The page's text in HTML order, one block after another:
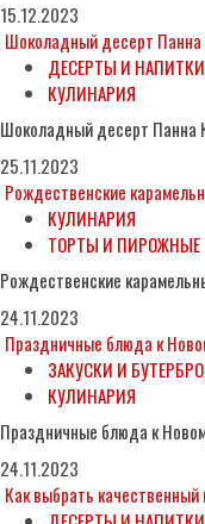
15.12.2023
Шоколадный десерт Панна
ДЕСЕРТЫ И НАПИТКИ
КУЛИНАРИЯ
Шоколадный десерт Панна
25.11.2023
Рождественские
КУЛИНАРИЯ
ТОРТЫ И ПИРОЖНЫЕ
Рождественские
24.11.2023
Праздничные блюда к
ЗАКУСКИ И
КУЛИНАРИЯ
Праздничные блюда к
24.11.2023
Как выбрать